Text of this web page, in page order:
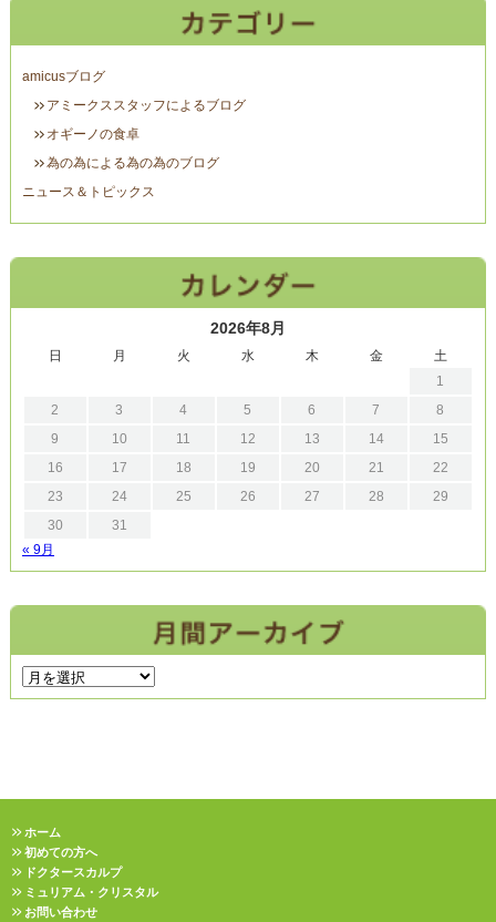
amicusブログ
アミークススタッフによるブログ
オギーノの食卓
為の為による為の為のブログ
ニュース＆トピックス
2026年8月
日 月 火 水 木 金
土
1
2
3 4 5 6 7
8
9
10 11 12 13 14
15
16
17 18 19 20 21
22
23
24 25 26 27 28
29
30
31
« 9月
ホーム
初めての方へ
ドクタースカルプ
ミュリアム・クリスタル
お問い合わせ